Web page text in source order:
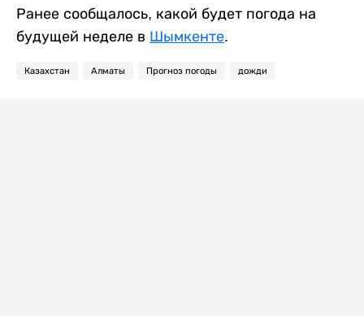
Ранее сообщалось, какой будет погода на
будущей неделе в Шымкенте.
Казахстан Алматы Прогноз погоды дожди